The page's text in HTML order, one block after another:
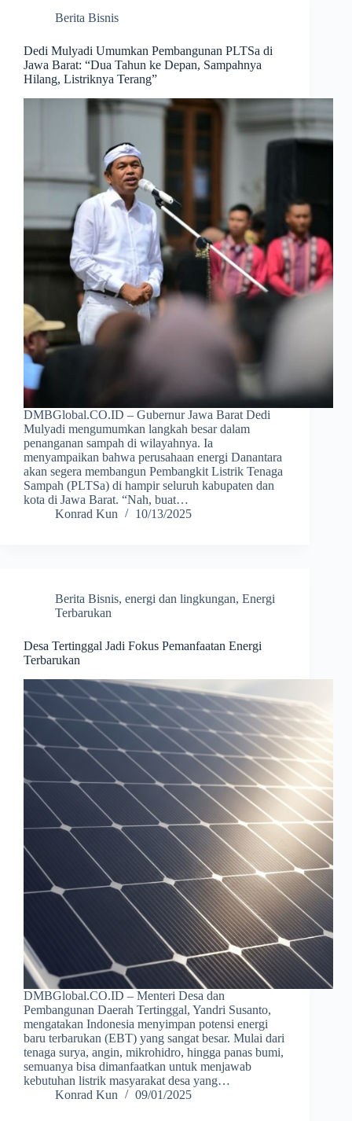
Berita Bisnis
Dedi Mulyadi Umumkan Pembangunan PLTSa di
Jawa Barat: “Dua Tahun ke Depan, Sampahnya
Hilang, Listriknya Terang”
DMBGlobal.CO.ID – Gubernur Jawa Barat Dedi
Mulyadi mengumumkan langkah besar dalam
penanganan sampah di wilayahnya. Ia
menyampaikan bahwa perusahaan energi Danantara
akan segera membangun Pembangkit Listrik Tenaga
Sampah (PLTSa) di hampir seluruh kabupaten dan
kota di Jawa Barat. “Nah, buat…
Konrad Kun
10/13/2025
Berita Bisnis, energi dan lingkungan, Energi
Terbarukan
Desa Tertinggal Jadi Fokus Pemanfaatan Energi
Terbarukan
DMBGlobal.CO.ID – Menteri Desa dan
Pembangunan Daerah Tertinggal, Yandri Susanto,
mengatakan Indonesia menyimpan potensi energi
baru terbarukan (EBT) yang sangat besar. Mulai dari
tenaga surya, angin, mikrohidro, hingga panas bumi,
semuanya bisa dimanfaatkan untuk menjawab
kebutuhan listrik masyarakat desa yang…
Konrad Kun
09/01/2025